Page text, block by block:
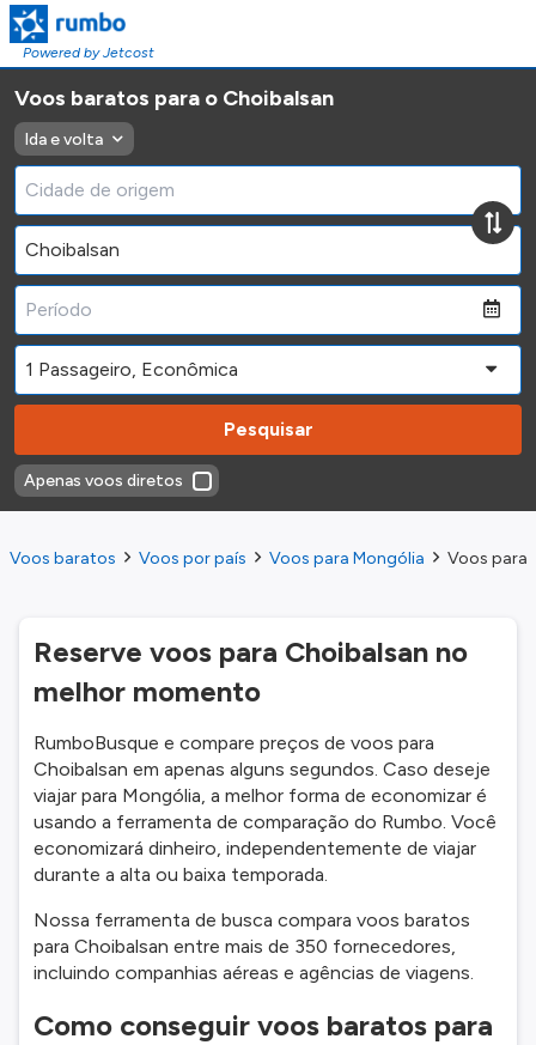
Powered by Jetcost
Voos baratos para o Choibalsan
Ida e volta
Pesquisar
Apenas voos diretos
Voos baratos Voos por país Voos para Mongólia Voos para
Reserve voos para Choibalsan no
melhor momento
RumboBusque e compare preços de voos para
Choibalsan em apenas alguns segundos. Caso deseje
viajar para Mongólia, a melhor forma de economizar é
usando a ferramenta de comparação do Rumbo. Você
economizará dinheiro, independentemente de viajar
durante a alta ou baixa temporada.
Nossa ferramenta de busca compara voos baratos
para Choibalsan entre mais de 350 fornecedores,
incluindo companhias aéreas e agências de viagens.
Como conseguir voos baratos para